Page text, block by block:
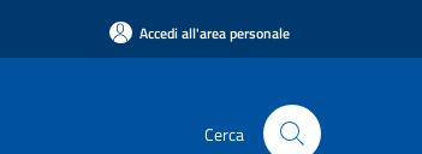
Accedi all'area personale
Cerca